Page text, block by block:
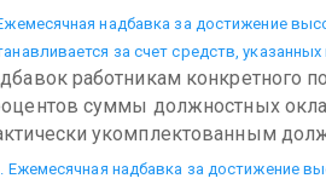
надбавка за достижение
за счет средств, указанных
работникам конкретного
суммы должностных
укомплектованным
Ежемесячная надбавка за достижение